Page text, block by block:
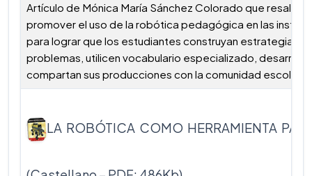
Artículo de Mónica María Sánchez Colorado que resalta
promover el uso de la robótica pedagógica en las
para lograr que los estudiantes construyan estrategias
problemas, utilicen vocabulario especializado,
compartan sus producciones con la comunidad escolar y
LA ROBÓTICA COMO HERRAMIENTA